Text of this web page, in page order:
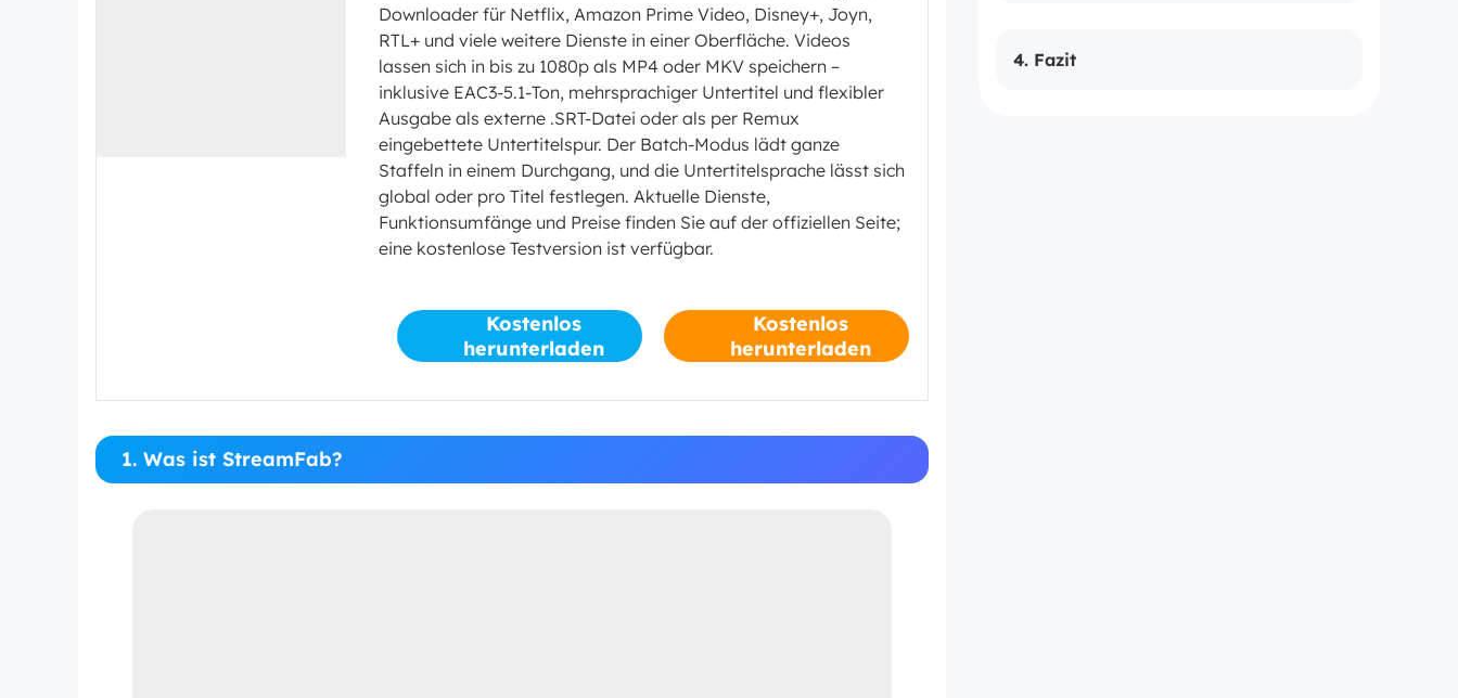
Downloader für Netflix, Amazon Prime Video, Disney+, Joyn,
RTL+ und viele weitere Dienste in einer Oberfläche. Videos
lassen sich in bis zu 1080p als MP4 oder MKV speichern –
inklusive EAC3-5.1-Ton, mehrsprachiger Untertitel und flexibler
Ausgabe als externe .SRT-Datei oder als per Remux
eingebettete Untertitelspur. Der Batch-Modus lädt ganze
Staffeln in einem Durchgang, und die Untertitelsprache lässt sich
global oder pro Titel festlegen. Aktuelle Dienste,
Funktionsumfänge und Preise finden Sie auf der offiziellen Seite;
eine kostenlose Testversion ist verfügbar.
Kostenlos
herunterladen
Kostenlos
herunterladen
1. Was ist StreamFab?
4. Fazit